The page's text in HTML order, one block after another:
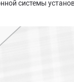
системы